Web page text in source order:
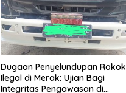
Dugaan Penyelundupan Rokok
Ilegal di Merak: Ujian Bagi
Integritas Pengawasan di